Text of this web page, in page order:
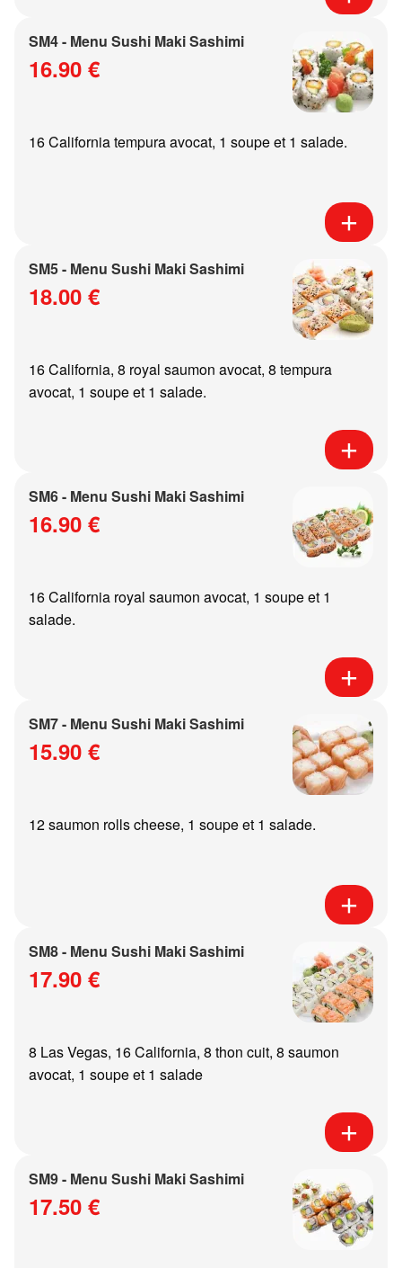
SM4 - Menu Sushi Maki Sashimi
16.90 €
16 California tempura avocat, 1 soupe et 1 salade.
SM5 - Menu Sushi Maki Sashimi
18.00 €
16 California, 8 royal saumon avocat, 8 tempura
avocat, 1 soupe et 1 salade.
SM6 - Menu Sushi Maki Sashimi
16.90 €
16 California royal saumon avocat, 1 soupe et 1
salade.
SM7 - Menu Sushi Maki Sashimi
15.90 €
12 saumon rolls cheese, 1 soupe et 1 salade.
SM8 - Menu Sushi Maki Sashimi
17.90 €
8 Las Vegas, 16 California, 8 thon cuit, 8 saumon
avocat, 1 soupe et 1 salade
SM9 - Menu Sushi Maki Sashimi
17.50 €